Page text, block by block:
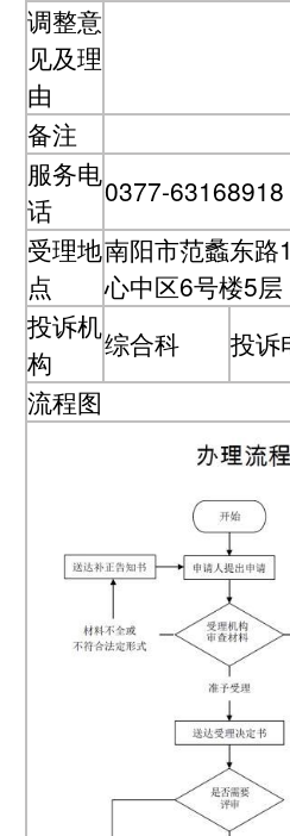
调整意
见及理
由
备注
服务电
话
0377-63168918
受理地
点
南阳市范蠡东路
心中区6号楼5层
投诉机
构
综合科 投诉
流程图